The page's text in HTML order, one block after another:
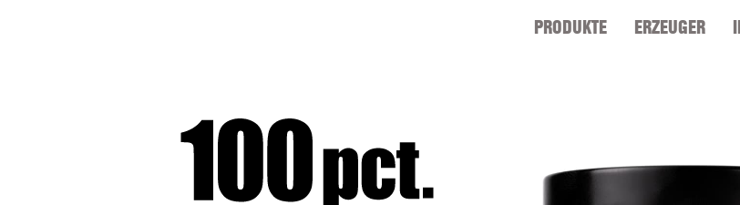
PRODUKTE ERZEUGER